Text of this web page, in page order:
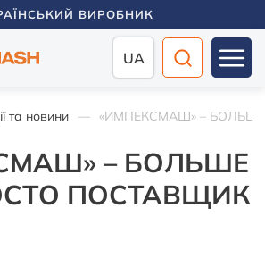
ВИРОБНИК
UA
та новини «ИМПЕКСМАШ» –
– БОЛЬШЕ
ПОСТАВЩИК